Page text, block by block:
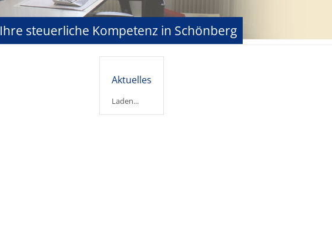
Ihre steuerliche Kompetenz in Schönberg
Aktuelles
Laden...